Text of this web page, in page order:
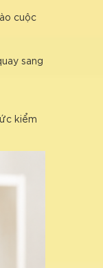
cuộc
sang
kiểm